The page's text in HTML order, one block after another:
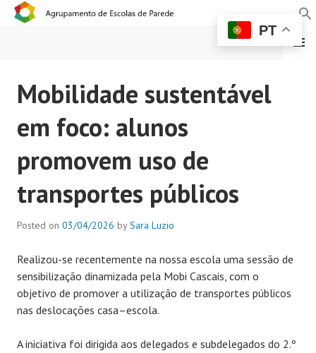
AGRUPAMENTO DE
ESCOLAS DE PAREDE
MENU
Mobilidade sustentável
em foco: alunos
promovem uso de
transportes públicos
Posted on 03/04/2026 bySara Luzio
Realizou-se recentemente na nossa escola uma sessão de
sensibilização dinamizada pela Mobi Cascais, com o
objetivo de promover a utilização de transportes públicos
nas deslocações casa–escola.
A iniciativa foi dirigida aos delegados e subdelegados do 2.º
PT